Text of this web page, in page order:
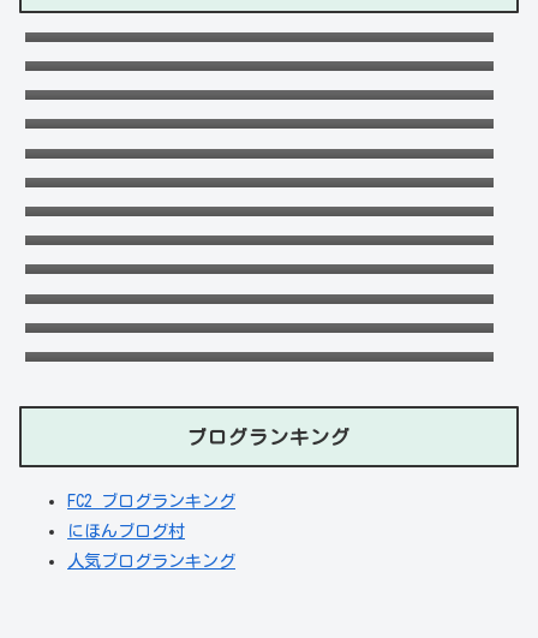
リカ人のハーフ！7人大家族！
Lazの彼女や身長に大学・年齢は？イケメン
プロゲーマーの経歴！【ZETA】
竹下パラダイスだーご本名や年齢に身長は？
恋愛対象やイケメンかも調査！
可愛い政田夢乃選手に彼氏の存在が気にな
る！本当に不倫をしているのか？家族構成が
どうなっているのか？を徹底調査！
千早茜の恋人や結婚した夫は誰？子供や本名
に高校は？引越は離婚が理由？
末永けいの経歴や学歴(高校大学)は？妻(嫁)
は末永ゆかりで離婚した？
福田こうへいの結婚相手の嫁(妻)や子供
(娘・息子)など家族構成まとめ！
ドンマイ川端は結婚した嫁がいる？母親・兄
妹・父親に年収や学歴経歴も！
五条院凌のすっぴんや足太い画像がヤバい！
本当は美脚でスタイル良い？
おだけいの元カノ人気歌手はちゃんみな！過
去の匂わせや動画流出の犯人は？
天畠大輔の妻や母は？医療事故や経歴に大学
進学はモテたかったから！
デジポリスは東京だけ？大阪や埼玉・神奈
川・愛知など他の地域にもある？
ブログランキング
FC2 ブログランキング
にほんブログ村
人気ブログランキング